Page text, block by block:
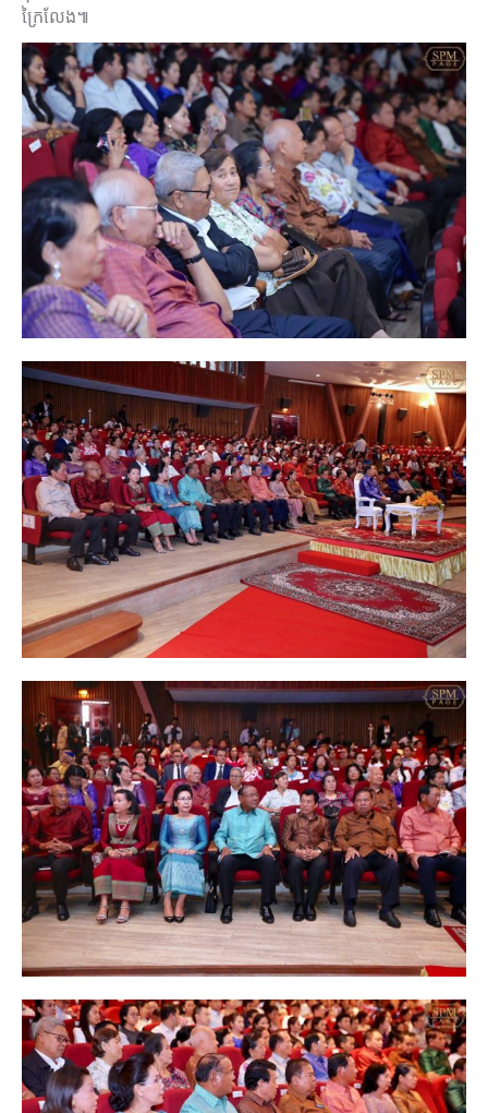
ក្រៃលែង៕